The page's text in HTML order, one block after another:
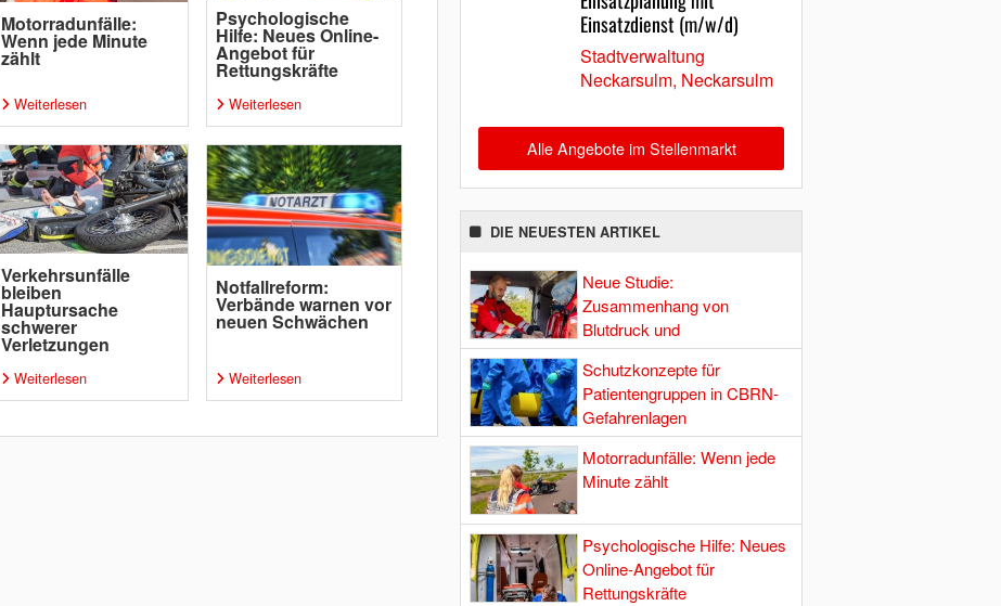
Motorradunfälle:
Wenn jede Minute
zählt
Weiterlesen
Psychologische
Hilfe: Neues Online-
Angebot für
Rettungskräfte
Weiterlesen
Verkehrsunfälle
bleiben
Hauptursache
schwerer
Verletzungen
Weiterlesen
Notfallreform:
Verbände warnen vor
neuen Schwächen
Weiterlesen
Einsatzdienst (m/w/d)
Stadtverwaltung
Neckarsulm, Neckarsulm
Alle Angebote im Stellenmarkt
DIE NEUESTEN ARTIKEL
Neue Studie:
Zusammenhang von
Blutdruck und
Hirndurchblutung
Schutzkonzepte für
Patientengruppen in CBRN-
Gefahrenlagen
Motorradunfälle: Wenn jede
Minute zählt
Psychologische Hilfe: Neues
Online-Angebot für
Rettungskräfte